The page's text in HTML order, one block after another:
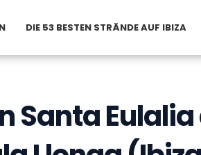
DIE 53 BESTEN STRÄNDE AUF IBIZA
Eulalia